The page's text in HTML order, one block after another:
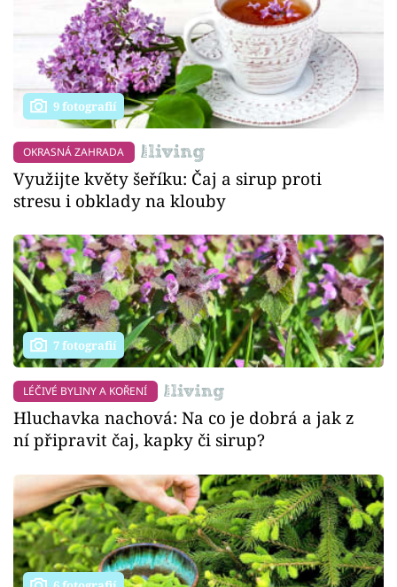
9 fotografií
OKRASNÁ ZAHRADA
Využijte květy šeříku: Čaj a sirup proti
stresu i obklady na klouby
7 fotografií
LÉČIVÉ BYLINY A KOŘENÍ
Hluchavka nachová: Na co je dobrá a jak z
ní připravit čaj, kapky či sirup?